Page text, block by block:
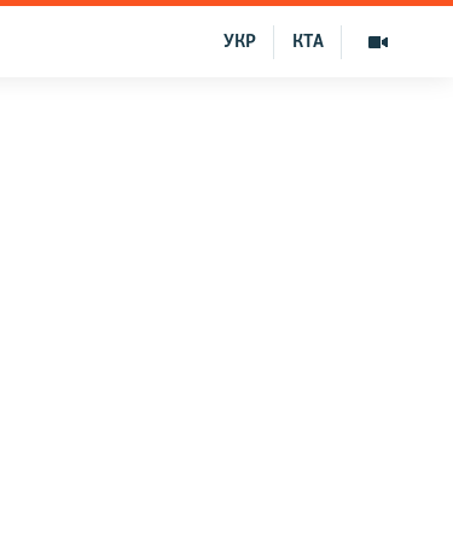
КТА
УКР